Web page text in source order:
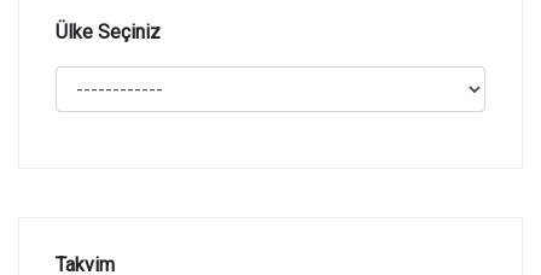
Ülke Seçiniz
Takvim